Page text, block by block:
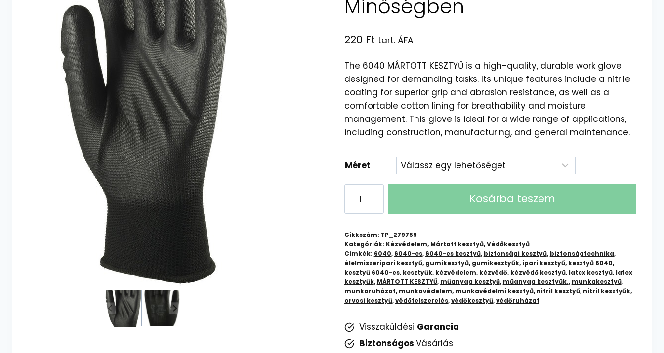
Minőségben
220 Ft tart. ÁFA
The 6040 MÁRTOTT KESZTYŰ is a high-quality, durable work glove
designed for demanding tasks. Its unique features include a nitrile
coating for superior grip and abrasion resistance, as well as a
comfortable cotton lining for breathability and moisture
management. This glove is ideal for a wide range of applications,
including construction, manufacturing, and general maintenance.
Méret
Mártott
Kesztyű:
Védőkesztyűk
Kiváló
Minőségben
mennyiség
Kosárba teszem
Cikkszám: TP_279759
Kategóriák: Kézvédelem, Mártott kesztyű,Védőkesztyű
Címkék: 6040, 6040-es, 6040-es kesztyű, biztonsági kesztyű, biztonságtechnika,
élelmiszeripari kesztyű, gumikesztyű, gumikesztyűk, ipari kesztyű, kesztyű 6040,
kesztyű 6040-es, kesztyűk, kézvédelem, kézvédő, kézvédő kesztyű, latex kesztyű, latex
kesztyűk, MÁRTOTT KESZTYŰ, műanyag kesztyű, műanyag kesztyűk., munkakesztyű,
munkaruházat, munkavédelem, munkavédelmi kesztyű, nitril kesztyű, nitril kesztyűk,
orvosi kesztyű,védőfelszerelés,védőkesztyű,védőruházat
Visszaküldési Garancia
Biztonságos Vásárlás